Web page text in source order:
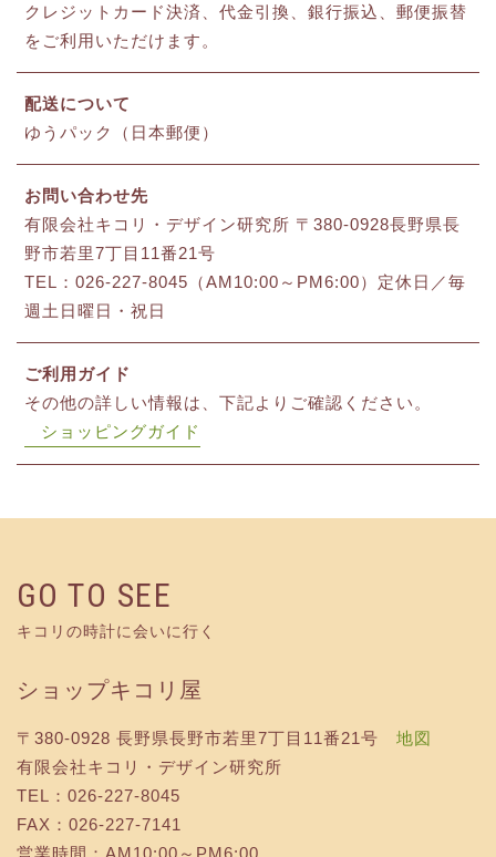
クレジットカード決済、代金引換、銀行振込、郵便振替
をご利用いただけます。
配送について
ゆうパック（日本郵便）
お問い合わせ先
有限会社キコリ・デザイン研究所 〒380-0928長野県長
野市若里7丁目11番21号
TEL：026-227-8045（AM10:00～PM6:00）定休日／毎
週土日曜日・祝日
ご利用ガイド
その他の詳しい情報は、下記よりご確認ください。
ショッピングガイド
GO TO SEE
キコリの時計に会いに行く
ショップキコリ屋
〒380-0928 長野県長野市若里7丁目11番21号 地図
有限会社キコリ・デザイン研究所
TEL：026-227-8045
FAX：026-227-7141
営業時間：AM10:00～PM6:00